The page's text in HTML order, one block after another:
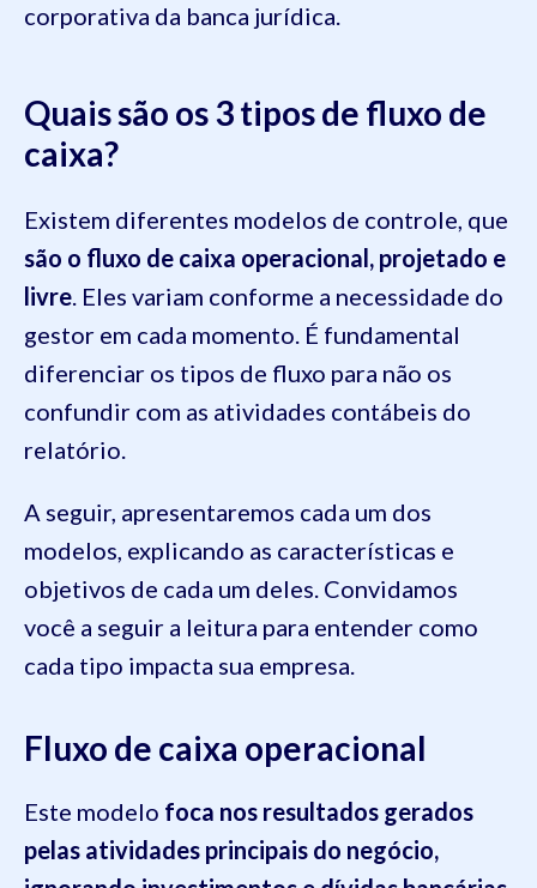
corporativa da banca jurídica.
Quais são os 3 tipos de fluxo de
caixa?
Existem diferentes modelos de controle, que
são o fluxo de caixa operacional, projetado e
livre. Eles variam conforme a necessidade do
gestor em cada momento. É fundamental
diferenciar os tipos de fluxo para não os
confundir com as atividades contábeis do
relatório.
A seguir, apresentaremos cada um dos
modelos, explicando as características e
objetivos de cada um deles. Convidamos
você a seguir a leitura para entender como
cada tipo impacta sua empresa.
Fluxo de caixa operacional
Este modelo foca nos resultados gerados
pelas atividades principais do negócio,